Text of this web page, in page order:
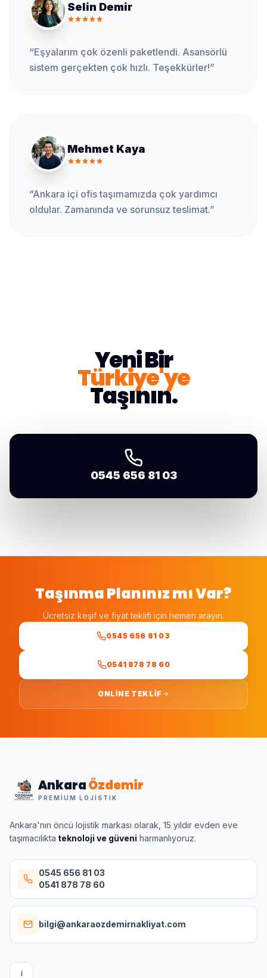
Selin Demir
“Eşyalarım çok özenli paketlendi. Asansörlü
sistem gerçekten çok hızlı. Teşekkürler!”
Mehmet Kaya
“Ankara içi ofis taşımamızda çok yardımcı
oldular. Zamanında ve sorunsuz teslimat.”
Yeni Bir
Türkiye'ye
Taşının.
0545 656 81 03
Taşınma Planınız mı Var?
Ücretsiz keşif ve fiyat teklifi için hemen arayın.
0545 656 81 03
0541 878 78 60
ONLINE TEKLIF
AnkaraÖzdemir
PREMIUM LOJISTIK
Ankara'nın öncü lojistik markası olarak, 15 yıldır evden eve
taşımacılıkta teknoloji ve güveni harmanlıyoruz.
0545 656 81 03
0541 878 78 60
bilgi@ankaraozdemirnakliyat.com
I